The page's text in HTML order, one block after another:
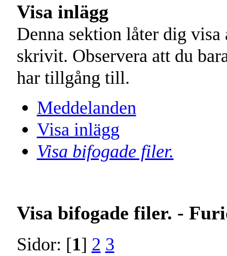
Visa inlägg
Denna sektion låter dig
skrivit. Observera att du
har tillgång till.
Meddelanden
Visa inlägg
Visa bifogade filer.
Visa bifogade filer. -
Sidor: [1] 2 3